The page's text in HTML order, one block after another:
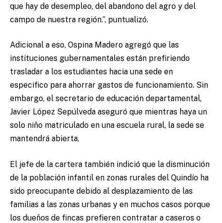
que hay de desempleo, del abandono del agro y del
campo de nuestra región.”, puntualizó.
Adicional a eso, Ospina Madero agregó que las
instituciones gubernamentales están prefiriendo
trasladar a los estudiantes hacia una sede en
especifico para ahorrar gastos de funcionamiento. Sin
embargo, el secretario de educación departamental,
Javier López Sepúlveda aseguró que mientras haya un
solo niño matriculado en una escuela rural, la sede se
mantendrá abierta.
El jefe de la cartera también indició que la disminución
de la población infantil en zonas rurales del Quindío ha
sido preocupante debido al desplazamiento de las
familias a las zonas urbanas y en muchos casos porque
los dueños de fincas prefieren contratar a caseros o